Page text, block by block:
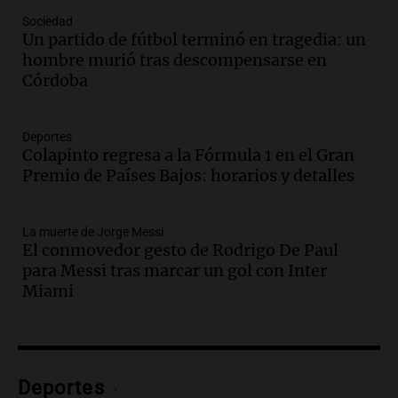
Audio.
La UNT evalúa apelación ante la
Corte Suprema tras fallo que aparta a
Pagani como rector
Panorama Federal
Audio.
que la justicia social viene siendo
“despreciada y burlada”
Audio.La Bulaya se prepara para el cierre
de su gran muestra anual con la
participación de miles de visitantes
Panorama Federal
Audio.El Senado de Santa Fe aprueba
fenómeno del Niño
Sociedad
Un partido de fútbol terminó en tragedia: un
hombre murió tras descompensarse en
Córdoba
Deportes
Colapinto regresa a la Fórmula 1 en el Gran
Premio de Países Bajos: horarios y detalles
La muerte de Jorge Messi
El conmovedor gesto de Rodrigo De Paul
para Messi tras marcar un gol con Inter
Miami
Deportes